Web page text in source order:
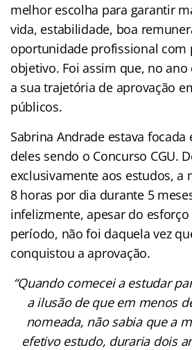
melhor escolha para garantir
vida, estabilidade, boa
oportunidade profissional com
objetivo. Foi assim que, no ano
a sua trajetória de aprovação
públicos.
Sabrina Andrade estava
deles sendo o Concurso CGU.
exclusivamente aos estudos, a
8 horas por dia durante 5
infelizmente, apesar do
período, não foi daquela vez
conquistou a aprovação.
“Quando comecei a estudar
a ilusão de que em menos
nomeada, não sabia que a
efetivo estudo, duraria dois